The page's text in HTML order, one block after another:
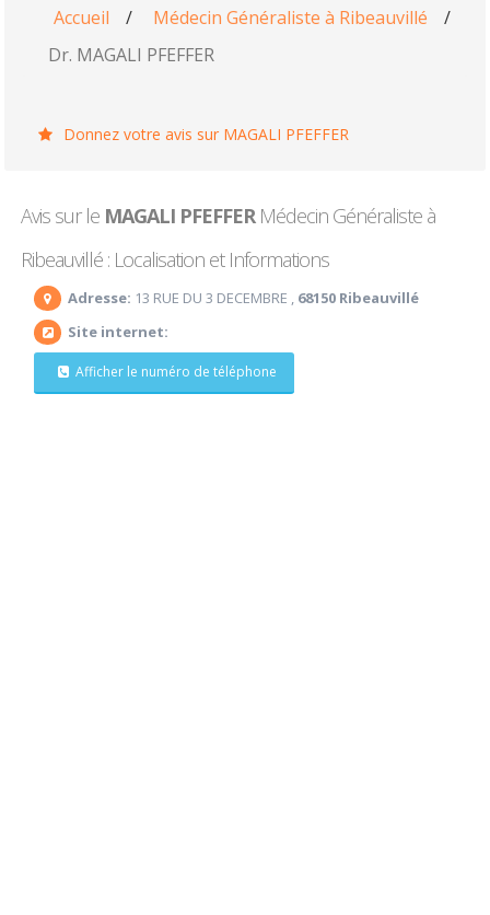
Accueil / Médecin Généraliste à Ribeauvillé
/
Dr. MAGALI PFEFFER
Donnez votre avis sur MAGALI PFEFFER
Avis sur le MAGALI PFEFFERMédecin Généraliste à
Ribeauvillé : Localisation et Informations
Adresse: 13 RUE DU 3 DECEMBRE , 68150 Ribeauvillé
Site internet:
Afficher le numéro de téléphone